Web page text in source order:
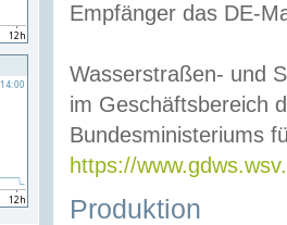
Empfänger das DE-
Wasserstraßen- und
im Geschäftsbereich
Bundesministeriums
https://
Produktion